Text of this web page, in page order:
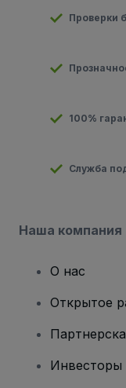
Проверки
100%
Служба
Наша компания
О нас
Открытое
Инвесторы